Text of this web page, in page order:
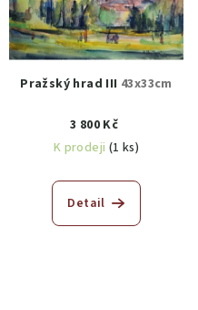
Pražský hrad III 43x33cm
3 800 Kč
K prodeji (1 ks)
Detail